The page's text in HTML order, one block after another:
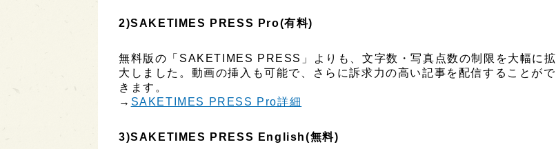
2)SAKETIMES PRESS Pro(有料)
無料版の「SAKETIMES PRESS」よりも、文字数・写真点数の制限を大幅に拡
大しました。動画の挿入も可能で、さらに訴求力の高い記事を配信することがで
きます。
→ SAKETIMES PRESS Pro詳細
3)SAKETIMES PRESS English(無料)